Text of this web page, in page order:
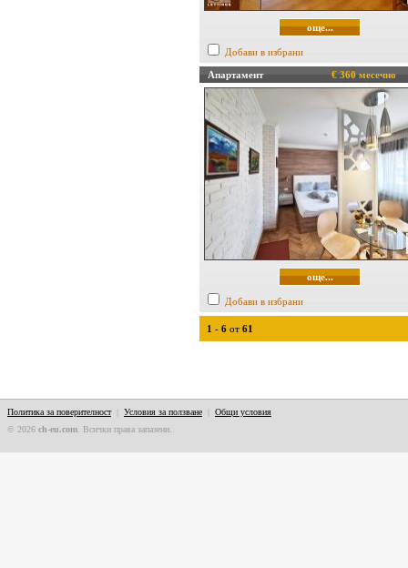
още...
Добави в избрани
Апартамент € 360 месечно
още...
Добави в избрани
1 - 6 от 61
Политика за поверителност| Условия за ползване
Общи условия
© 2026 ch-eu.com . Всички права запазени.